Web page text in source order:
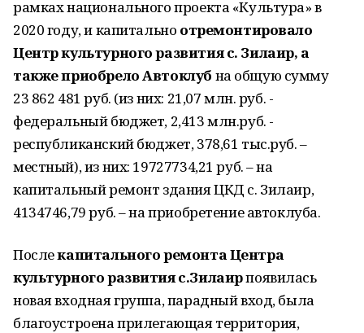
рамках национального проекта «Культура» в
2020 году, и капитально отремонтировало
Центр культурного развития с. Зилаир, а
также приобрело Автоклуб на общую сумму
23 862 481 руб. (из них: 21,07 млн. руб. -
федеральный бюджет, 2,413 млн.руб. -
республиканский бюджет, 378,61 тыс.руб. –
местный), из них: 19727734,21 руб. – на
капитальный ремонт здания ЦКД с. Зилаир,
4134746,79 руб. – на приобретение автоклуба.
Послекапитального ремонта Центра
культурного развития с.Зилаирпоявилась
новая входная группа, парадный вход, была
благоустроена прилегающая территория,